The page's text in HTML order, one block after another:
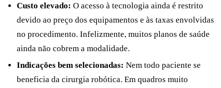
Custo elevado: O acesso à tecnologia ainda é restrito
devido ao preço dos equipamentos e às taxas envolvidas
no procedimento. Infelizmente, muitos planos de saúde
ainda não cobrem a modalidade.
Indicações bem selecionadas: Nem todo paciente se
beneficia da cirurgia robótica. Em quadros muito